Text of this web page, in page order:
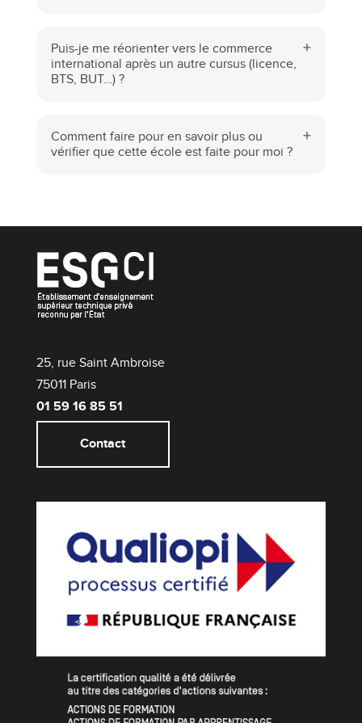
vous permettent de vous spécialiser :Mastère Stratégie
Digital, Mastère ingénieur commercial IT
Vous êtes un bon communicant et très créatif ?
Intégrez leBTS Communication
connaissances nécessaires et accéder aux métiers de la
Communication.
Vous souhaitez vous orienter vers des formations
tournées vers l'international ?
Décourvez notreBachelor Marketing International
Mastère International Business
Orientez-vous vers nos programmes post-bac en 3 ou 5
Supply Chain,Mastère Achats) conçus pour répondre
œuvre de leur politique d’achats et la gestion des flux
produits. Découvrez également notre
Mastère Business
Development.
Vous souhaitez vous orienter vers des
études de
marketing dans le luxe ?
Bachelor Marketing du Luxepost-Bac vous donne
luxe et est en accord avec la digitalisation progressive du
secteur. Puis, leMastère Marketing du Luxe
été conçu pour répondre aux attentes des entreprises du
luxe à la recherche de cadres experts en management et
marketing du luxe, et maîtrisant parfaitement les codes
Puis-je me réorienter vers le commerce
international après un autre cursus (licence,
BTS, BUT…) ?
Comment faire pour en savoir plus ou
vérifier que cette école est faite pour moi ?
25, rue Saint Ambroise
75011 Paris
01 59 16 85 51
Contact